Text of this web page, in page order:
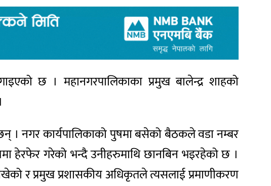
छ । महानगरपालिकाका प्रमुख बालेन्द्र शाहको
। नगर कार्यपालिकाको पुषमा बसेको बैठकले वडा नम्बर
हेरफेर गरेको भन्दै उनीहरुमाथि छानबिन भइरहेको छ ।
र प्रमुख प्रशासकीय अधिकृतले त्यसलाई प्रमाणीकरण